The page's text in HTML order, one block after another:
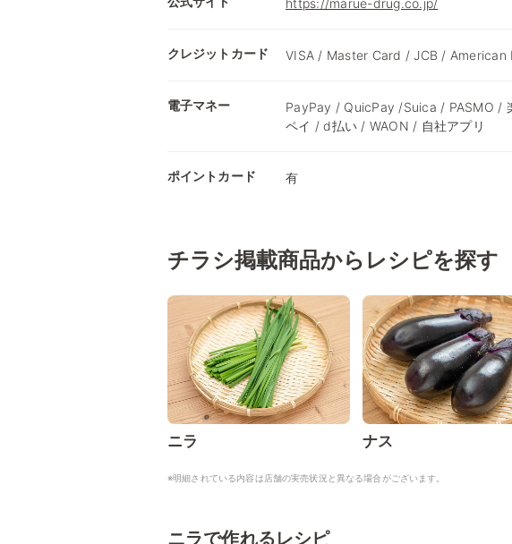
https://marue-drug.co.jp/
クレジットカード VISA / Master Card / JCB / American
電子マネー
PayPay / QuicPay /Suica / PASMO /
ペイ / d払い / WAON / 自社アプリ
ポイントカード 有
チラシ掲載商品からレシピを探す
ニラ ナス
※明細されている内容は店舗の実売状況と異なる場合がございます。
ニラで作れるレシピ